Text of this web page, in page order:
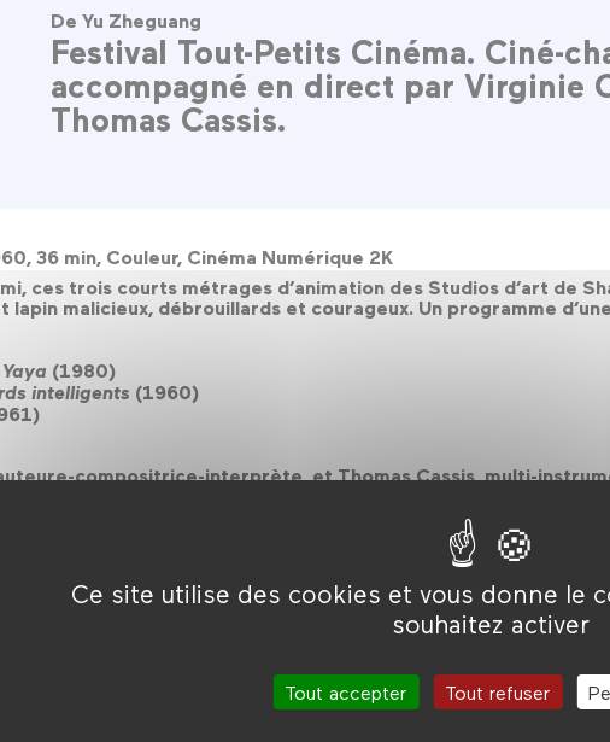
Ce site utilise des cookies et vous donne le
souhaitez activer
Tout accepter Tout refuser
De Yu Zheguang
Festival Tout-Petits Cinéma. Ciné-
accompagné en direct par Virginie
Thomas Cassis.
36 min, Couleur, Cinéma Numérique 2K
ces trois courts métrages d’animation des Studios d’art de
lapin malicieux, débrouillards et courageux. Un programme
(1980)
intelligents (1960)
compositrice-interprète, et Thomas Cassis, multi-
et autres animaux de papier. Bruitages, sons jazzy, narration
piano au mélodica, du ukulélé à la guimbarde, et de sonorités